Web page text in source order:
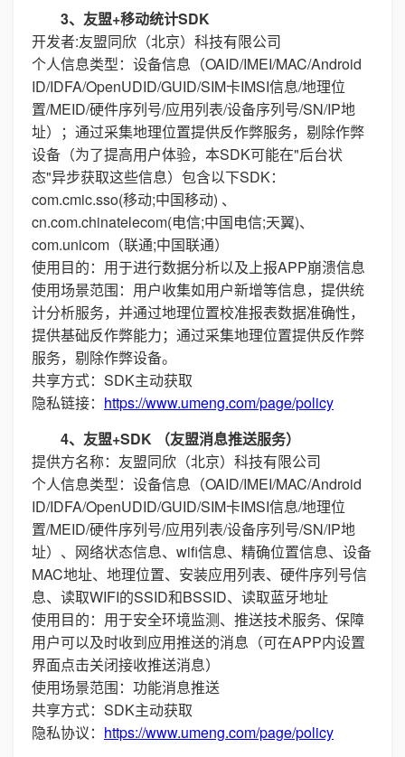
3、友盟+移动统计SDK
开发者:友盟同欣（北京）科技有限公司
个人信息类型：设备信息（OAID/IMEI/MAC/Android
ID/IDFA/OpenUDID/GUID/SIM卡IMSI信息/地理位
置/MEID/硬件序列号/应用列表/设备序列号/SN/IP地
址）；通过采集地理位置提供反作弊服务，剔除作弊
设备（为了提高用户体验，本SDK可能在"后台状
态"异步获取这些信息）包含以下SDK：
com.cmic.sso(移动;中国移动) 、
cn.com.chinatelecom(电信;中国电信;天翼)、
com.unicom（联通;中国联通）
使用目的：用于进行数据分析以及上报APP崩溃信息
使用场景范围：用户收集如用户新增等信息，提供统
计分析服务，并通过地理位置校准报表数据准确性，
提供基础反作弊能力；通过采集地理位置提供反作弊
服务，剔除作弊设备。
共享方式：SDK主动获取
隐私链接： https://www.umeng.com/page/policy
4、友盟+SDK （友盟消息推送服务）
提供方名称：友盟同欣（北京）科技有限公司
个人信息类型：设备信息（OAID/IMEI/MAC/Android
ID/IDFA/OpenUDID/GUID/SIM卡IMSI信息/地理位
置/MEID/硬件序列号/应用列表/设备序列号/SN/IP地
址）、网络状态信息、wifi信息、精确位置信息、设备
MAC地址、地理位置、安装应用列表、硬件序列号信
息、读取WIFI的SSID和BSSID、读取蓝牙地址
使用目的：用于安全环境监测、推送技术服务、保障
用户可以及时收到应用推送的消息（可在APP内设置
界面点击关闭接收推送消息）
使用场景范围：功能消息推送
共享方式：SDK主动获取
隐私协议： https://www.umeng.com/page/policy